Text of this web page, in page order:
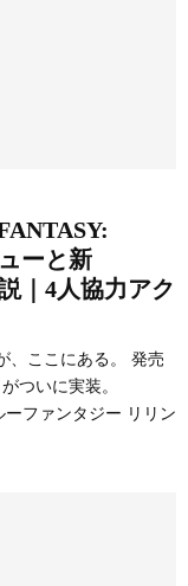
ーと新
｜4人協力アク
、ここにある。 発売
ついに実装。
ーファンタジー リリン